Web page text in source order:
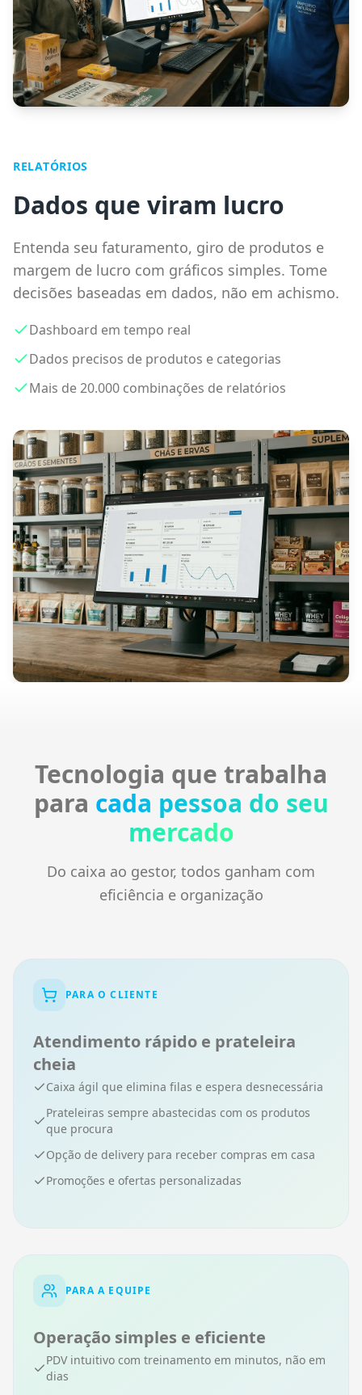
RELATÓRIOS
Dados que viram lucro
Entenda seu faturamento, giro de produtos e
margem de lucro com gráficos simples. Tome
decisões baseadas em dados, não em achismo.
Dashboard em tempo real
Dados precisos de produtos e categorias
Mais de 20.000 combinações de relatórios
Tecnologia que trabalha
para cada pessoa do seu
mercado
Do caixa ao gestor, todos ganham com
eficiência e organização
PARA O CLIENTE
Atendimento rápido e prateleira
cheia
Caixa ágil que elimina filas e espera desnecessária
Prateleiras sempre abastecidas com os produtos
que procura
Opção de delivery para receber compras em casa
Promoções e ofertas personalizadas
PARA A EQUIPE
Operação simples e eficiente
PDV intuitivo com treinamento em minutos, não em
dias